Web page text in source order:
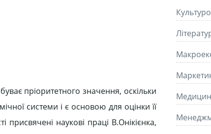
пріоритетного значення, оскільки
системи і є основою для оцінки її
наукові праці В.Онікієнка,